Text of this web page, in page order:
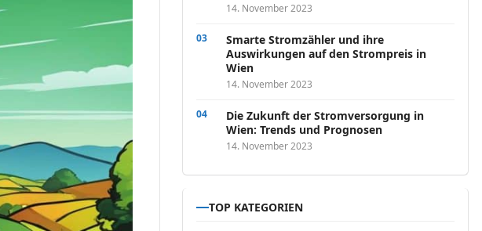
14. November 2023
Smarte Stromzähler und ihre
Auswirkungen auf den Strompreis in
Wien
14. November 2023
Die Zukunft der Stromversorgung in
Wien: Trends und Prognosen
14. November 2023
TOP KATEGORIEN